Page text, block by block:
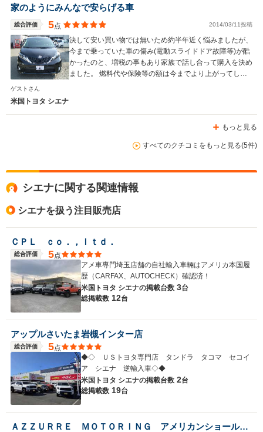
WLTCモード
燃費
-m
- -
FF、4WD
-
2500～
FF
家のようにみんなで安らげる車
総合評価 5点 2014/03/11投稿
決して安い買い物では無いため約半年近く悩みましたが、
今まで乗っていた車の傷み(電動スライドドア故障等)が酷
かったのと、増税の事もあり家族で話し合って購入を決め
ました。 燃料代や保険等の額は今までより上がってしま
ゲストさん
米国トヨタ シエナ
もっと見る
すべてのクチコミをもっと見る(5件)
シエナに関する関連情報
シエナを扱う注目販売店
ＣＰＬ ｃｏ．，ｌｔｄ．
総合評価 5点
アメ車専門埼玉店舗の自社輸入車輛はアメリカ本国履
歴（CARFAX、AUTOCHECK）確認済！
米国トヨタ シエナの掲載台数 3台
総掲載数 12台
アップルさいたま岩槻インター店
総合評価 5点
◆◇ ＵＳトヨタ専門店 タンドラ タコマ セコイ
ア シエナ 逆輸入車◇◆
米国トヨタ シエナの掲載台数 2台
総掲載数 19台
ＡＺＺＵＲＲＥ ＭＯＴＯＲＩＮＧ アメリカンショールーム